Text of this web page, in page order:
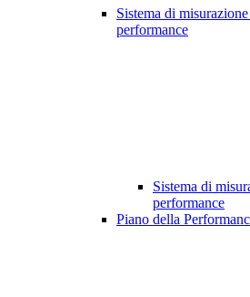
Sistema di
performance
Sistema di
performance
Piano della